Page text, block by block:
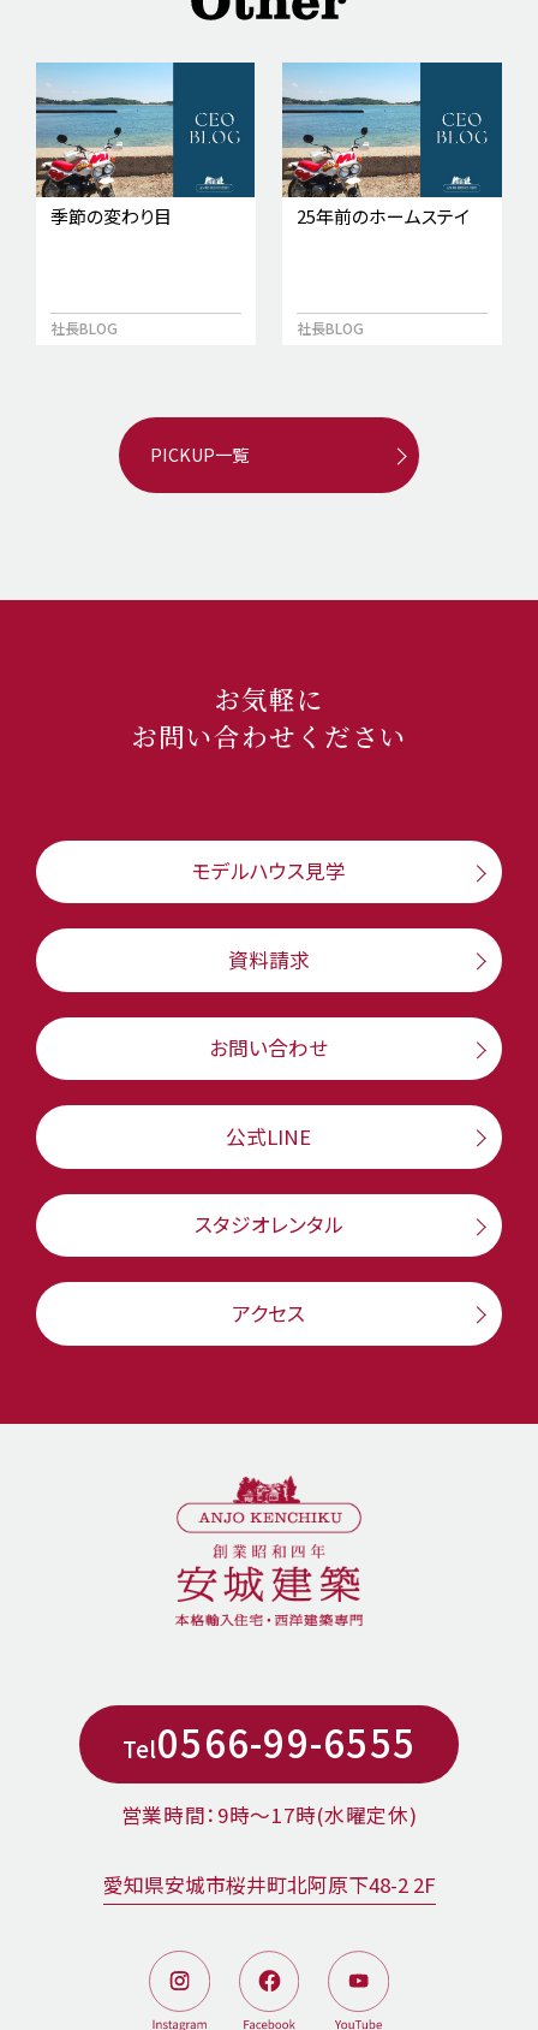
季節の変わり目
社長BLOG
25年前のホームステイ
社長BLOG
PICKUP一覧
お気軽に
お問い合わせください
モデルハウス見学
資料請求
お問い合わせ
公式LINE
スタジオレンタル
アクセス
Tel0566-99-6555
営業時間：9時〜17時(水曜定休)
愛知県安城市桜井町北阿原下48-2 2F